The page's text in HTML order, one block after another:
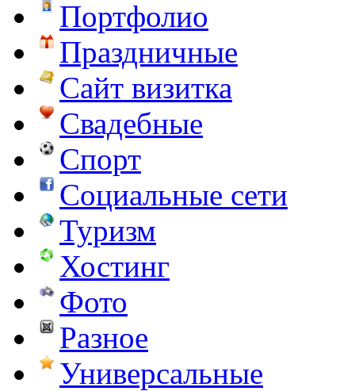
Портфолио
Праздничные
Сайт визитка
Свадебные
Спорт
Социальные сети
Туризм
Хостинг
Фото
Разное
Универсальные